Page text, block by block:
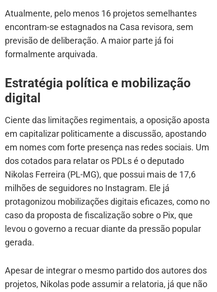
Atualmente, pelo menos 16 projetos semelhantes
encontram-se estagnados na Casa revisora, sem
previsão de deliberação. A maior parte já foi
formalmente arquivada.
Estratégia política e mobilização
digital
Ciente das limitações regimentais, a oposição aposta
em capitalizar politicamente a discussão, apostando
em nomes com forte presença nas redes sociais. Um
dos cotados para relatar os PDLs é o deputado
Nikolas Ferreira (PL-MG), que possui mais de 17,6
milhões de seguidores no Instagram. Ele já
protagonizou mobilizações digitais eficazes, como no
caso da proposta de fiscalização sobre o Pix, que
levou o governo a recuar diante da pressão popular
gerada.
Apesar de integrar o mesmo partido dos autores dos
projetos, Nikolas pode assumir a relatoria, já que não